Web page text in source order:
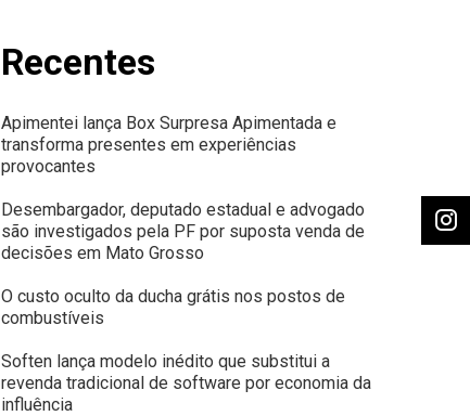
Recentes
Apimentei lança Box Surpresa Apimentada e
transforma presentes em experiências
provocantes
Desembargador, deputado estadual e advogado
são investigados pela PF por suposta venda de
decisões em Mato Grosso
O custo oculto da ducha grátis nos postos de
combustíveis
Soften lança modelo inédito que substitui a
revenda tradicional de software por economia da
influência